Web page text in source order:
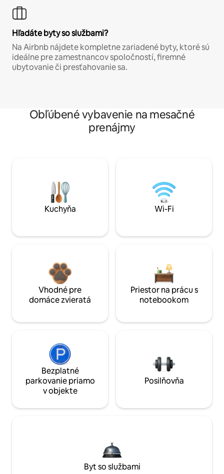
Hľadáte byty so službami?
Na Airbnb nájdete kompletne zariadené byty, ktoré sú
ideálne pre zamestnancov spoločností, firemné
ubytovanie či presťahovanie sa.
Obľúbené vybavenie na mesačné
prenájmy
Kuchyňa Wi-Fi
Vhodné pre
domáce zvieratá
Priestor na prácu s
notebookom
Bezplatné
parkovanie priamo
v objekte
Posilňovňa
Byt so službami